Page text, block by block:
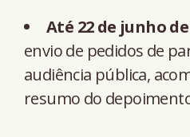
Até 22 de junho de
envio de pedidos de
audiência pública,
resumo do